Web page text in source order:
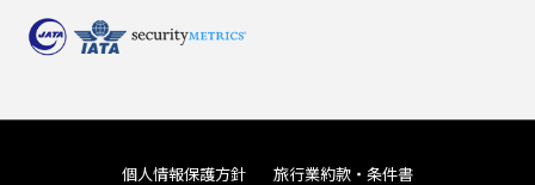
個人情報保護方針 旅行業約款・条件書